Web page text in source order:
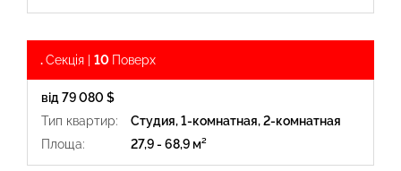
.Секція | 10 Поверх
від 79 080 $
Тип квартир:
Студия, 1-комнатная, 2-комнатная
Площа:
27,9 - 68,9 м²